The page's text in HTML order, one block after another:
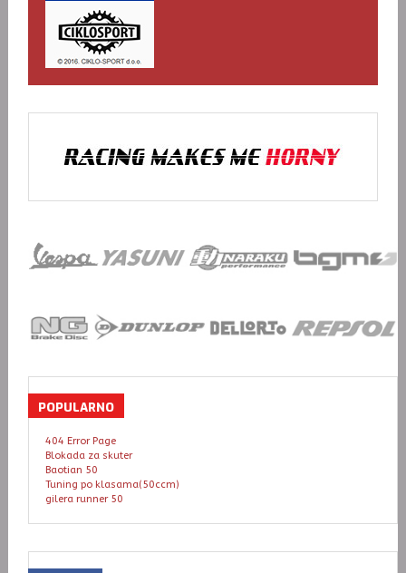
POPULARNO
404 Error Page
Blokada za skuter
Baotian 50
Tuning po klasama(50ccm)
gilera runner 50